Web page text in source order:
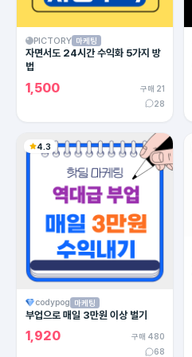
PICTORY 마케팅
자면서도 24시간 수익화 5가지 방
법
1,500
구매 21
28
4.3
codypog 마케팅
부업으로 매일 3만원 이상 벌기
1,920
구매 480
68